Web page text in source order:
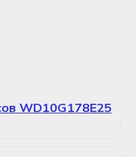
WD10G178E25